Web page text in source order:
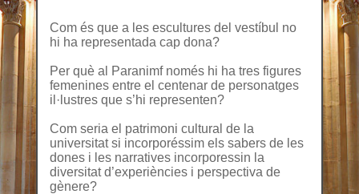
Com és que a les escultures del vestíbul no
hi ha representada cap dona?
Per què al Paranimf només hi ha tres figures
femenines entre el centenar de personatges
il·lustres que s’hi representen?
Com seria el patrimoni cultural de la
universitat si incorporéssim els sabers de les
dones i les narratives incorporessin la
diversitat d’experiències i perspectiva de
gènere?